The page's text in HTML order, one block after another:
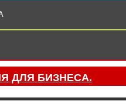
ДЛЯ БИЗНЕСА.